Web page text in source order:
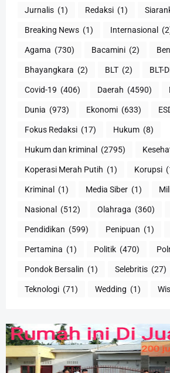
Jurnalis (1) Redaksi (1)
Breaking News (1) Internasional
Agama (730) Bacamini (2)
Bhayangkara (2) BLT (2) BLT-
Covid-19 (406) Daerah (4590)
Dunia (973) Ekonomi (633)
Fokus Redaksi (17) Hukum (8)
Hukum dan kriminal (2795)
Koperasi Merah Putih (1) Korupsi
Kriminal (1) Media Siber (1)
Nasional (512) Olahraga (360)
Pendidikan (599) Penipuan (1)
Pertamina (1) Politik (470)
Pondok Bersalin (1) Selebritis (27)
Teknologi (71) Wedding (1)